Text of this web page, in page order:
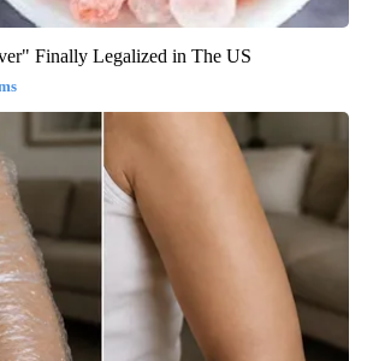
Finally Legalized in The US